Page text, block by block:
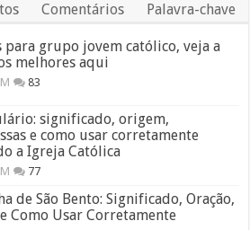
Comentários Palavra-chave
para grupo jovem católico, veja a
melhores aqui
83
significado, origem,
e como usar corretamente
a Igreja Católica
77
de São Bento: Significado, Oração,
Como Usar Corretamente